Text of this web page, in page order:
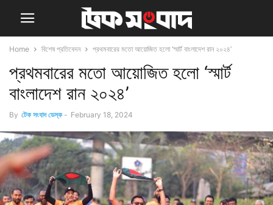
Home বিশেষ প্রতিবেদন প্রথমবারের মতো আয়োজিত হলো ‘স্মার্ট বাংলাদেশ রান ২০২৪’
প্রথমবারের মতো আয়োজিত হলো ‘স্মার্ট
বাংলাদেশ রান ২০২৪’
By টেক সংবাদ ডেস্ক - February 18, 2024